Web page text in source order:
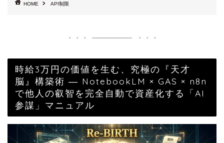
HOME API制限
時給3万円の価値を生む、究極の『天才
脳』構築術 ― NotebookLM × GAS × n8n
で他人の叡智を完全自動で資産化する「AI
参謀」マニュアル